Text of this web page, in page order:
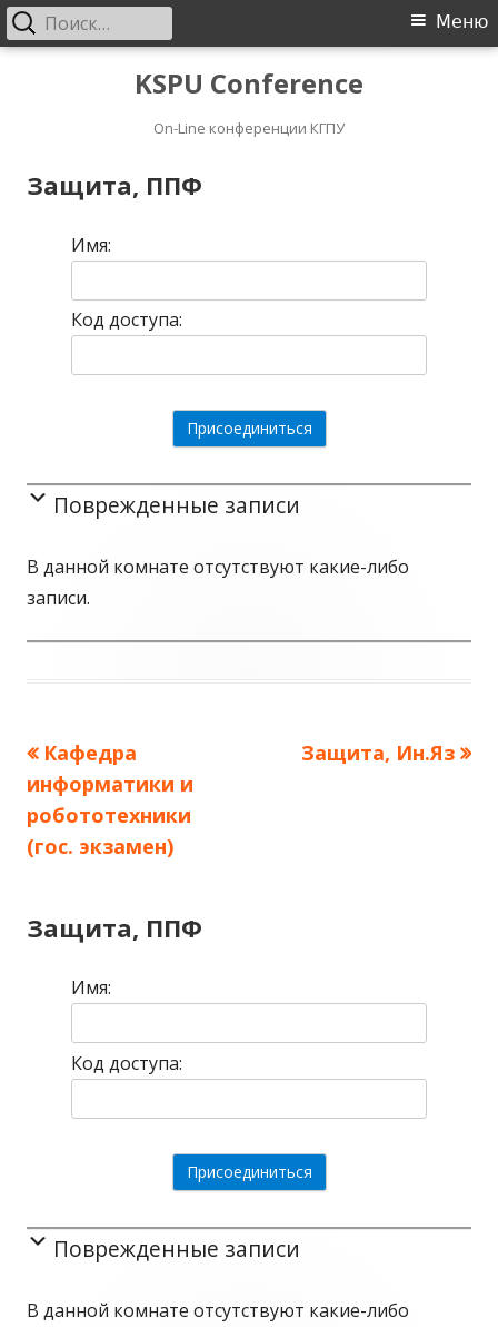
KSPU Conference
On-Line конференции КГПУ
Основное
Меню
Найти:
Защита, ППФ
Имя:
Код доступа:
Поврежденные записи
В данной комнате отсутствуют какие-либо
записи.
Навигация
по
записям
Предыдущая
запись:
Кафедра
информатики и
робототехники
(гос. экзамен)
Следующая
Защита, Ин.Яз
Защита, ППФ
Имя:
Код доступа:
Поврежденные записи
В данной комнате отсутствуют какие-либо